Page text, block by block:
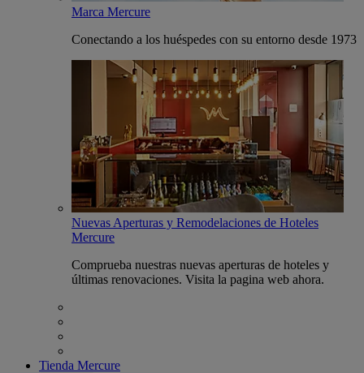
Marca Mercure
Conectando a los huéspedes con su entorno desde 1973
Nuevas Aperturas y Remodelaciones de Hoteles
Mercure
Comprueba nuestras nuevas aperturas de hoteles y
últimas renovaciones. Visita la pagina web ahora.
Tienda Mercure